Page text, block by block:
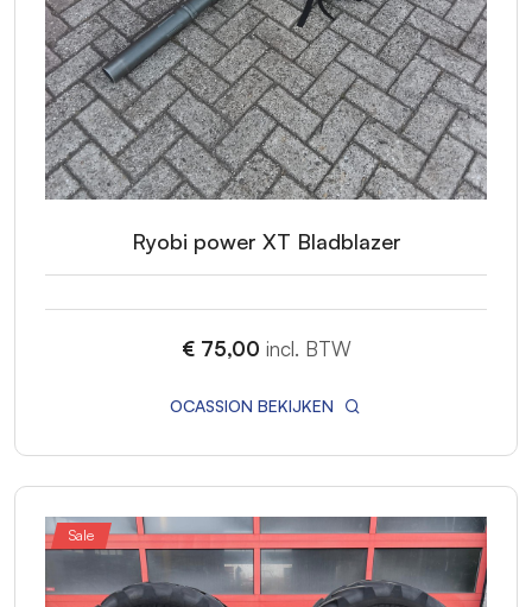
Ryobi power XT Bladblazer
€ 75,00 incl. BTW
OCASSION BEKIJKEN
Sale